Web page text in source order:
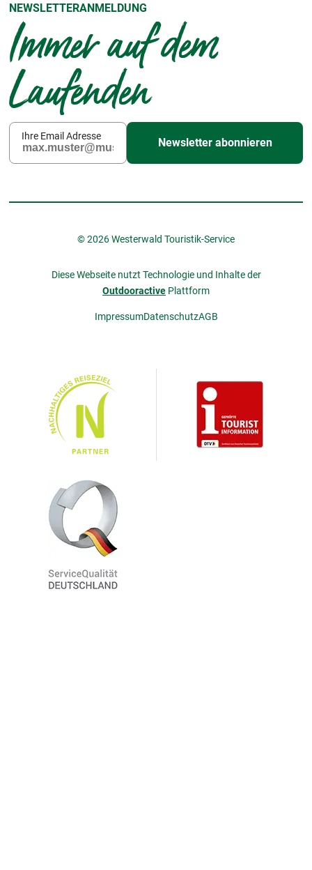
NEWSLETTERANMELDUNG
Immer auf dem
Laufenden
Ihre Email Adresse
Newsletter abonnieren
© 2026 Westerwald Touristik-Service
Diese Webseite nutzt Technologie und Inhalte der
Outdooractive Plattform
ImpressumDatenschutzAGB